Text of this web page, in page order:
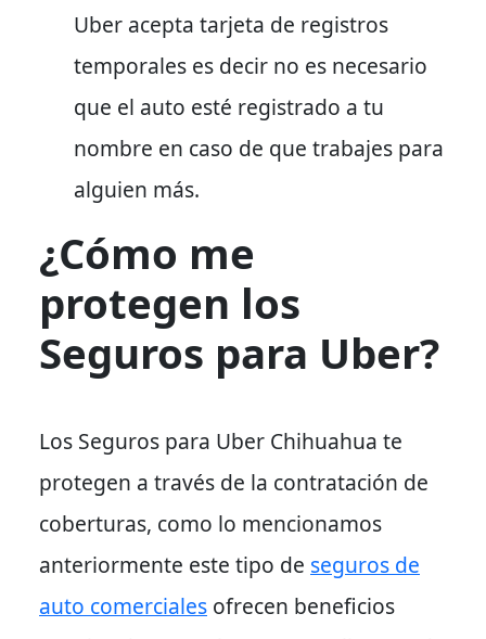
Uber acepta tarjeta de registros
temporales es decir no es necesario
que el auto esté registrado a tu
nombre en caso de que trabajes para
alguien más.
¿Cómo me
protegen los
Seguros para Uber?
Los Seguros para Uber Chihuahua te
protegen a través de la contratación de
coberturas, como lo mencionamos
anteriormente este tipo de seguros de
auto comerciales ofrecen beneficios